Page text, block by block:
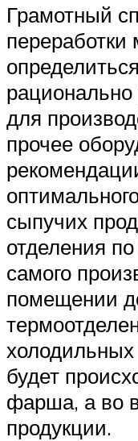
Грамотный
рационально
для
прочее
сыпучих
отделения
самого
помещении
будет
фарша, а во
продукции.